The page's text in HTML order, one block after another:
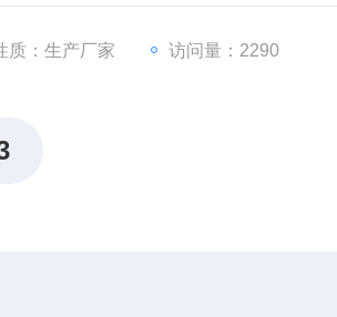
质：生产厂家 访问量：2290